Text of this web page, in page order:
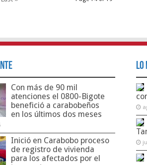
Con más de 90 mil
atenciones el 0800-Bigote
benefició a carabobeños
en los últimos dos meses
Inició en Carabobo proceso
de registro de vivienda
para los afectados por el